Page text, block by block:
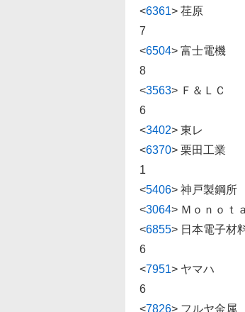
<6361> 荏原
7
<6504> 富士電
8
<3563> Ｆ＆
6
<3402> 東レ
<6370> 栗田
1
<5406> 神戸製
<3064> Ｍｏｎ
<6855> 日本電
6
<7951> ヤマ
6
<7826> フル